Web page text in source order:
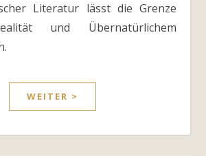
Literatur lässt die Grenze
und Übernatürlichem
WEITER >